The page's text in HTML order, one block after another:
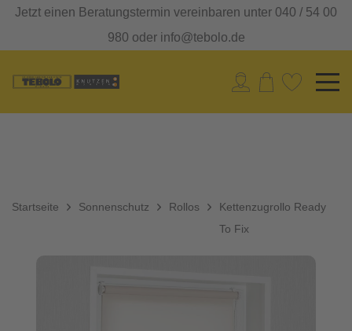
Jetzt einen Beratungstermin vereinbaren unter 040 / 54 00
980 oder info@tebolo.de
Startseite Sonnenschutz Rollos
Kettenzugrollo Ready
To Fix